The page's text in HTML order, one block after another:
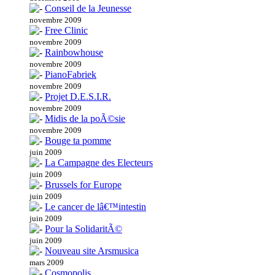
Conseil de la Jeunesse
novembre 2009
Free Clinic
novembre 2009
Rainbowhouse
novembre 2009
PianoFabriek
novembre 2009
Projet D.E.S.I.R.
novembre 2009
Midis de la poÃ©sie
novembre 2009
Bouge ta pomme
juin 2009
La Campagne des Electeurs
juin 2009
Brussels for Europe
juin 2009
Le cancer de lâ€™intestin
juin 2009
Pour la SolidaritÃ©
juin 2009
Nouveau site Arsmusica
mars 2009